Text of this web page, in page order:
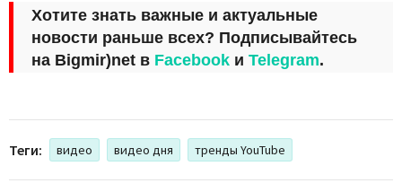
Хотите знать важные и актуальные
новости раньше всех? Подписывайтесь
на Bigmir)net в Facebook и Telegram.
Теги: видео видео дня тренды YouTube